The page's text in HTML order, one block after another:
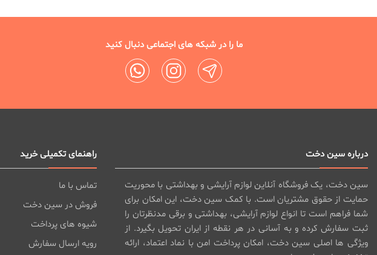
ما را در شبکه های اجتماعی دنبال کنید
درباره سین دخت
سین دخت، یک فروشگاه آنلاین لوازم آرایشی و بهداشتی با محوریت
حمایت از حقوق مشتریان است. با کمک سین دخت، این امکان برای
شما فراهم است تا انواع لوازم آرایشی، بهداشتی و برقی مدنظرتان را
ثبت سفارش کرده و به آسانی در هر نقطه از ایران تحویل بگیرد. از
ویژگی ها اصلی سین دخت، امکان پرداخت امن با نماد اعتماد، ارائه
راهنمای تکمیلی خرید
تماس با ما
فروش در سین دخت
شیوه های پرداخت
رویه ارسال سفارش